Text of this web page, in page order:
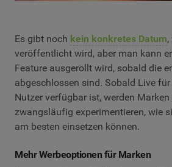
Es gibt noch kein konkretes Datum
veröffentlicht wird, aber man kann
Feature ausgerollt wird, sobald die
abgeschlossen sind. Sobald Live
Nutzer verfügbar ist, werden
zwangsläufig experimentieren, wie
am besten einsetzen können.
Mehr Werbeoptionen für Marken